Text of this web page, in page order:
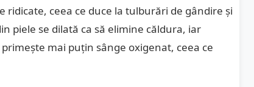
ceea ce duce la tulburări de gândire și
piele se dilată ca să elimine căldura, iar
mai puțin sânge oxigenat, ceea ce